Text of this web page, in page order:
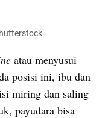
atau menyusui
posisi ini, ibu dan
miring dan saling
payudara bisa